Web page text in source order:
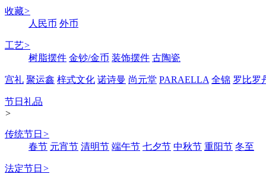
收藏>
人民币 外币
工艺>
树脂摆件 金钞/金币 装饰摆件 古陶瓷
宫礼 聚运鑫 梓式文化 诺诗曼 尚元堂 PARAELLA 全锦 罗比罗
节日礼品
>
传统节日 >
春节 元宵节 清明节 端午节 七夕节 中秋节 重阳节 冬至
法定节日 >